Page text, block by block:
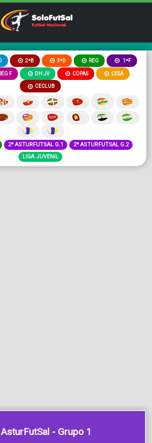
2ªB 3ªD REG 1ªF
F DH JV COPAS CESA
CECLUB
2ª ASTURFUTSAL G.1
2ª ASTURFUTSAL G.2
LIGA JUVENIL
AsturFutSal - Grupo 1